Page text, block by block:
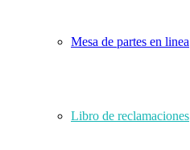
Mesa de partes en linea
Libro de reclamaciones